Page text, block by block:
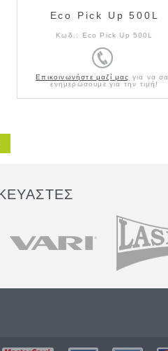
Eco Pick Up 500L
Κωδ.: Eco Pick Up 500L
Επικοινωνήστε μαζί μας για να
ενημερώσουμε για την τιμή!